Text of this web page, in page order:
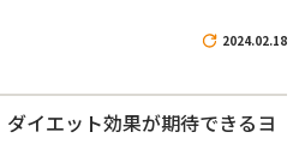
2024.02.18
イエット効果が期待できるヨ